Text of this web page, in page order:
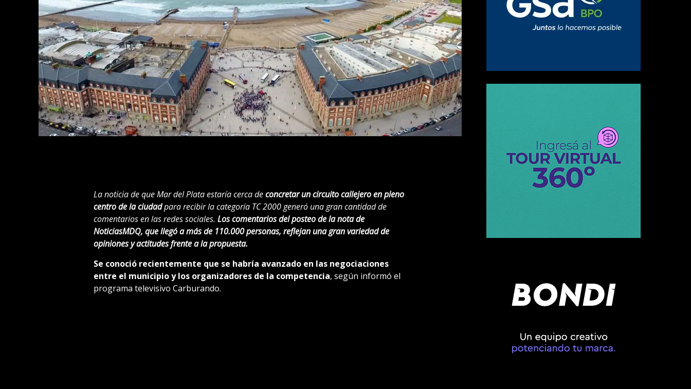
La noticia de que Mar del Plata estaría cerca deconcretar un circuito callejero en pleno
centro de la ciudadpara recibir la categoría TC 2000 generó una gran cantidad de
comentarios en las redes sociales. Los comentarios del posteo de la nota de
NoticiasMDQ, que llegó a más de 110.000 personas, reflejan una gran variedad de
opiniones y actitudes frente a la propuesta.
Se conoció recientemente que se habría avanzado en las negociaciones
entre el municipio y los organizadores de la competencia, según informó el
programa televisivo Carburando.